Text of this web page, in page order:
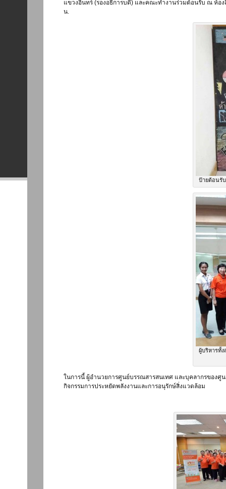
แขวงอินทร์ (รองอธิการบดี) และคณะทำงานร่วมต้อนรับ ณ ห้อ
น.
ป้ายต้อนรั
ผู้บริหารทั้
ในการนี้ ผู้อำนวยการศูนย์บรรณสารสนเทศ และบุคลากรของศู
กิจกรรมการประหยัดพลังงานและการอนุรักษ์สิ่งแวดล้อม